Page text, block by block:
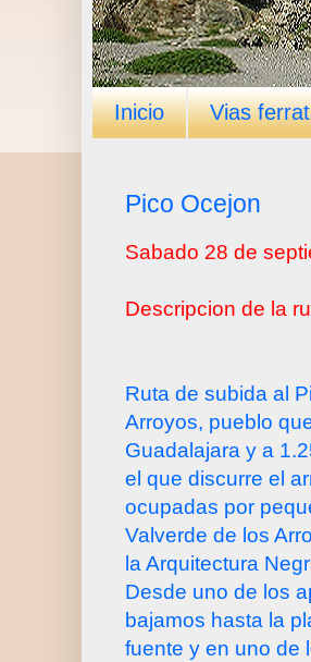
Inicio Vias
Pico Ocejon
Sabado 28 de
Descripcion de la
Ruta de subida al
Arroyos, pueblo
Guadalajara y a
el que discurre el
ocupadas por
Valverde de los
la Arquitectura
Desde uno de los
bajamos hasta la
fuente y en uno de